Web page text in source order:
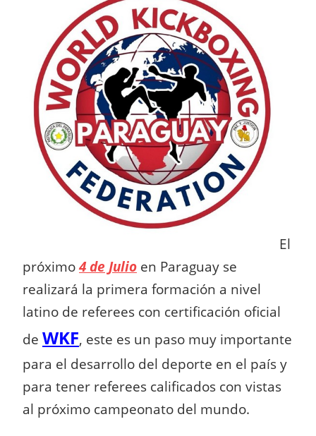
El
próximo 4 de Julio en Paraguay se
realizará la primera formación a nivel
latino de referees con certificación oficial
de WKF, este es un paso muy importante
para el desarrollo del deporte en el país y
para tener referees calificados con vistas
al próximo campeonato del mundo.